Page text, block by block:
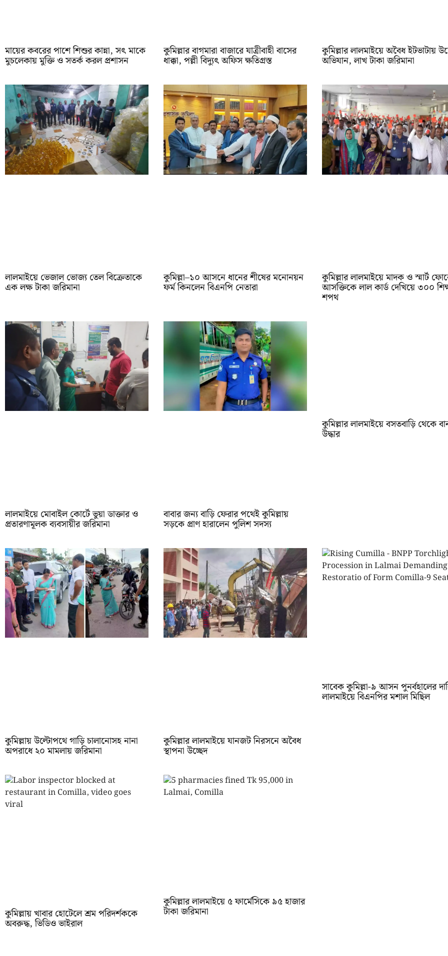
মায়ের কবরের পাশে শিশুর কান্না, সৎ মাকে
মুচলেকায় মুক্তি ও সতর্ক করল প্রশাসন
কুমিল্লার বাগমারা বাজারে যাত্রীবাহী বাসের
ধাক্কা, পল্লী বিদ্যুৎ অফিস ক্ষতিগ্রস্ত
কুমিল্লার লালমাইয়ে অবৈধ ইটভাটায়
অভিযান, লাখ টাকা জরিমানা
লালমাইয়ে ভেজাল ভোজ্য তেল বিক্রেতাকে
এক লক্ষ টাকা জরিমানা
কুমিল্লা–১০ আসনে ধানের শীষের মনোনয়ন
ফর্ম কিনলেন বিএনপি নেতারা
কুমিল্লার লালমাইয়ে মাদক ও স্মার্ট
আসক্তিকে লাল কার্ড দেখিয়ে ৩০০
শপথ
লালমাইয়ে মোবাইল কোর্টে ভুয়া ডাক্তার ও
প্রতারণামূলক ব্যবসায়ীর জরিমানা
বাবার জন্য বাড়ি ফেরার পথেই কুমিল্লায়
সড়কে প্রাণ হারালেন পুলিশ সদস্য
কুমিল্লার লালমাইয়ে বসতবাড়ি থেকে
উদ্ধার
কুমিল্লায় উল্টোপথে গাড়ি চালানোসহ নানা
অপরাধে ২০ মামলায় জরিমানা
কুমিল্লার লালমাইয়ে যানজট নিরসনে অবৈধ
স্থাপনা উচ্ছেদ
সাবেক কুমিল্লা-৯ আসন পুনর্বহালের
লালমাইয়ে বিএনপির মশাল মিছিল
কুমিল্লায় খাবার হোটেলে শ্রম পরিদর্শককে
অবরুদ্ধ, ভিডিও ভাইরাল
কুমিল্লার লালমাইয়ে ৫ ফার্মেসিকে ৯৫ হাজার
টাকা জরিমানা